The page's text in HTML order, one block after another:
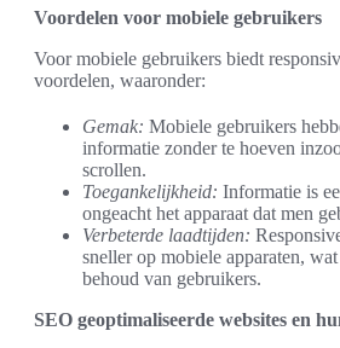
Voordelen voor mobiele gebruikers
Voor mobiele gebruikers biedt
voordelen, waaronder:
Gemak: Mobiele gebruikers
informatie zonder te hoeven
scrollen.
Toegankelijkheid: Informatie is
ongeacht het apparaat dat men
Verbeterde laadtijden:
sneller op mobiele apparaten,
behoud van gebruikers.
SEO geoptimaliseerde websites en